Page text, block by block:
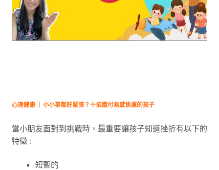
心理健康 ｜ 小小事都好緊張？十招應付易感焦慮的孩子
當小朋友面對到挑戰時，最重要讓孩子知道挫折有以下的
特徵 :
短暫的